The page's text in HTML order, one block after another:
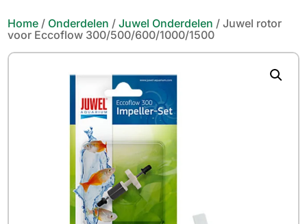
Home / Onderdelen /Juwel Onderdelen / Juwel rotor
voor Eccoflow 300/500/600/1000/1500